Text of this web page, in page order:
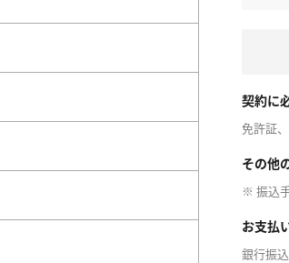
契約に
免許証
その他
※ 振込
お支払
銀行振